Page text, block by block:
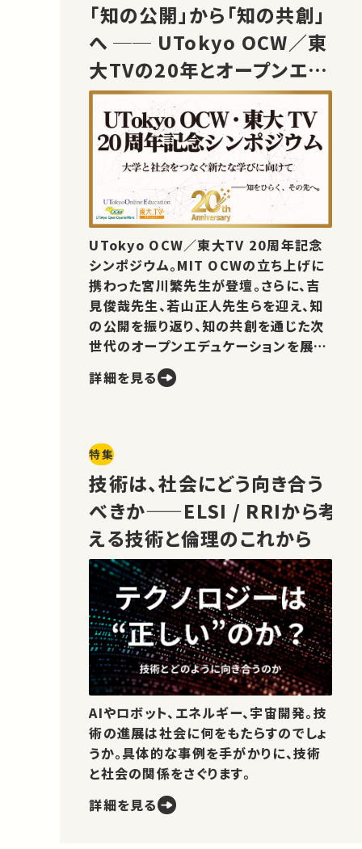
「知の公開」から「知の共創」
へ ── UTokyo OCW／東
大TVの20年とオープンエデ
ュケーションの未来
UTokyo OCW／東大TV 20周年記念
シンポジウム。MIT OCWの立ち上げに
携わった宮川繁先生が登壇。さらに、吉
見俊哉先生、若山正人先生らを迎え、知
の公開を振り返り、知の共創を通じた次
世代のオープンエデュケーションを展望
詳細を見る
特集
技術は、社会にどう向き合う
べきか——ELSI / RRIから考
える技術と倫理のこれから
AIやロボット、エネルギー、宇宙開発。技
術の進展は社会に何をもたらすのでしょ
うか。具体的な事例を手がかりに、技術
と社会の関係をさぐります。
詳細を見る